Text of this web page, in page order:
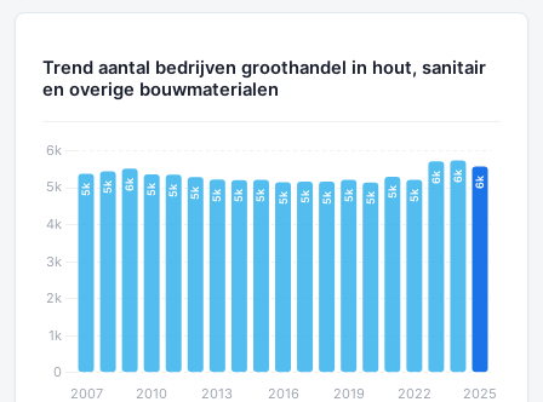
Trend aantal bedrijven groothandel in hout, sanitair
en overige bouwmaterialen